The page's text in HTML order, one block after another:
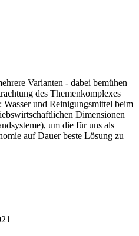
Varianten - dabei bemühen
des Themenkomplexes
Wasser und Reinigungsmittel beim
Dimensionen
um die für uns als
auf Dauer beste Lösung zu